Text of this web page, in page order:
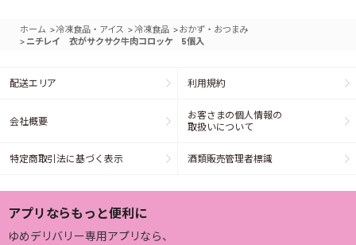
ホーム >冷凍食品・アイス > 冷凍食品 >おかず・おつまみ
> ニチレイ 衣がサクサク牛肉コロッケ 5個入
配送エリア 利用規約
会社概要
お客さまの個人情報の
取扱いについて
特定商取引法に基づく表示 酒類販売管理者標識
アプリならもっと便利に
ゆめデリバリー専用アプリなら、